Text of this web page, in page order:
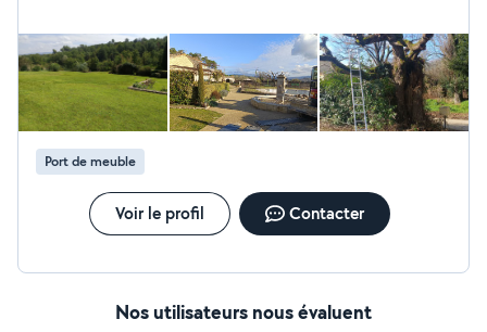
Port de meuble
Voir le profil Contacter
Nos utilisateurs nous évaluent